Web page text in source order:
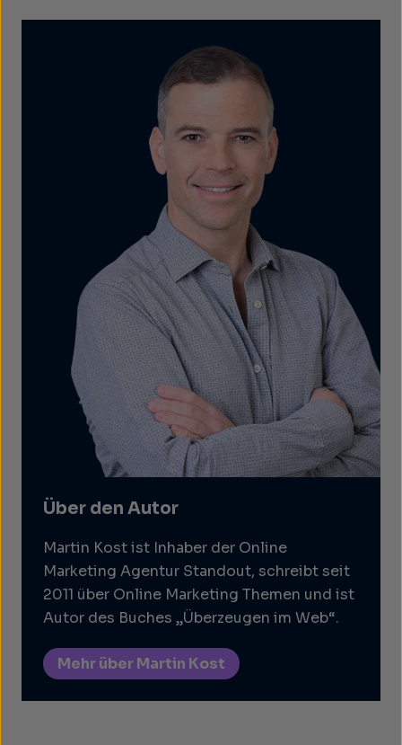
Über den Autor
Martin Kost ist Inhaber der Online
Marketing Agentur Standout, schreibt seit
2011 über Online Marketing Themen und ist
Autor des Buches „Überzeugen im Web“.
Mehr über Martin Kost